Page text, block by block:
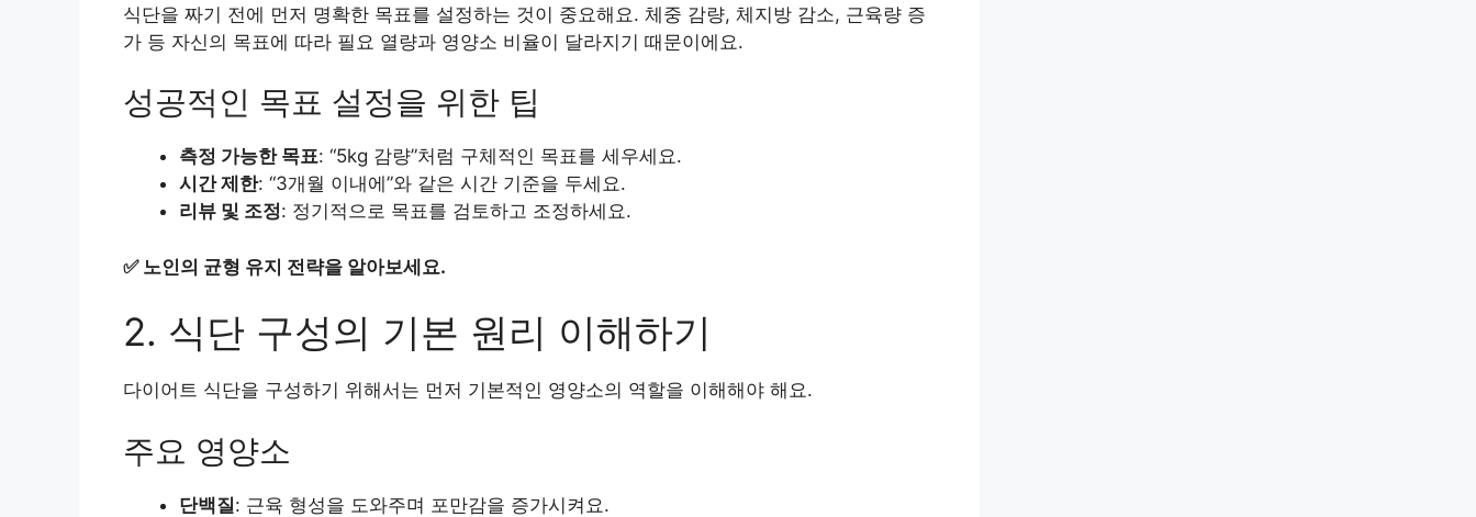
식단을 짜기 전에 먼저 명확한 목표를 설정하는 것이 중요해요. 체중 감량, 체지방 감소, 근육량 증
가 등 자신의 목표에 따라 필요 열량과 영양소 비율이 달라지기 때문이에요.
성공적인 목표 설정을 위한 팁
측정 가능한 목표: “5kg 감량”처럼 구체적인 목표를 세우세요.
시간 제한: “3개월 이내에”와 같은 시간 기준을 두세요.
리뷰 및 조정: 정기적으로 목표를 검토하고 조정하세요.
✅ 노인의 균형 유지 전략을 알아보세요.
2. 식단 구성의 기본 원리 이해하기
다이어트 식단을 구성하기 위해서는 먼저 기본적인 영양소의 역할을 이해해야 해요.
주요 영양소
단백질: 근육 형성을 도와주며 포만감을 증가시켜요.